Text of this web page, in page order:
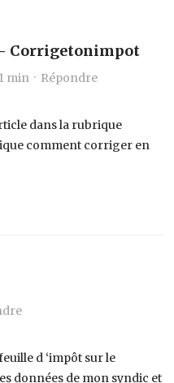
Corrigetonimpot
min · Répondre
dans la rubrique
comment corriger en
d ‘impôt sur le
données de mon syndic et